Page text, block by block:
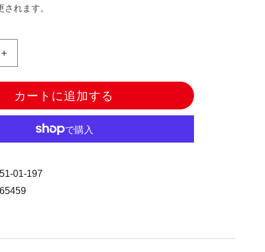
れます。
ミ
『Dual
Duty(デ
ュ
ル
デ
カートに追加する
01-197